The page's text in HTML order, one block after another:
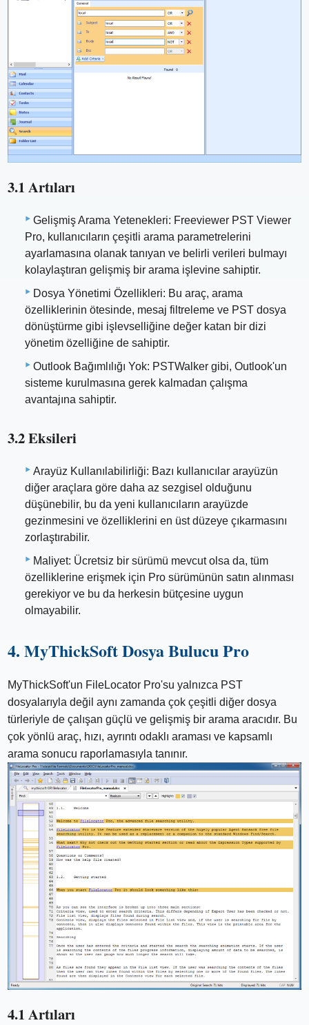
3.1 Artıları
Gelişmiş Arama Yetenekleri: Freeviewer PST Viewer
Pro, kullanıcıların çeşitli arama parametrelerini
ayarlamasına olanak tanıyan ve belirli verileri bulmayı
kolaylaştıran gelişmiş bir arama işlevine sahiptir.
Dosya Yönetimi Özellikleri: Bu araç, arama
özelliklerinin ötesinde, mesaj filtreleme ve PST dosya
dönüştürme gibi işlevselliğine değer katan bir dizi
yönetim özelliğine de sahiptir.
Outlook Bağımlılığı Yok: PSTWalker gibi, Outlook'un
sisteme kurulmasına gerek kalmadan çalışma
avantajına sahiptir.
3.2 Eksileri
Arayüz Kullanılabilirliği: Bazı kullanıcılar arayüzün
diğer araçlara göre daha az sezgisel olduğunu
düşünebilir, bu da yeni kullanıcıların arayüzde
gezinmesini ve özelliklerini en üst düzeye çıkarmasını
zorlaştırabilir.
Maliyet: Ücretsiz bir sürümü mevcut olsa da, tüm
özelliklerine erişmek için Pro sürümünün satın alınması
gerekiyor ve bu da herkesin bütçesine uygun
olmayabilir.
4. MyThickSoft Dosya Bulucu Pro
MyThickSoft'un FileLocator Pro'su yalnızca PST
dosyalarıyla değil aynı zamanda çok çeşitli diğer dosya
türleriyle de çalışan güçlü ve gelişmiş bir arama aracıdır. Bu
çok yönlü araç, hızı, ayrıntı odaklı araması ve kapsamlı
arama sonucu raporlamasıyla tanınır.
4.1 Artıları